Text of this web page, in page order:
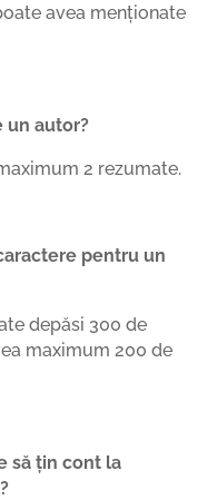
avea menționate
un autor?
2 rezumate.
pentru un
depăsi 300 de
maximum 200 de
să țin cont la